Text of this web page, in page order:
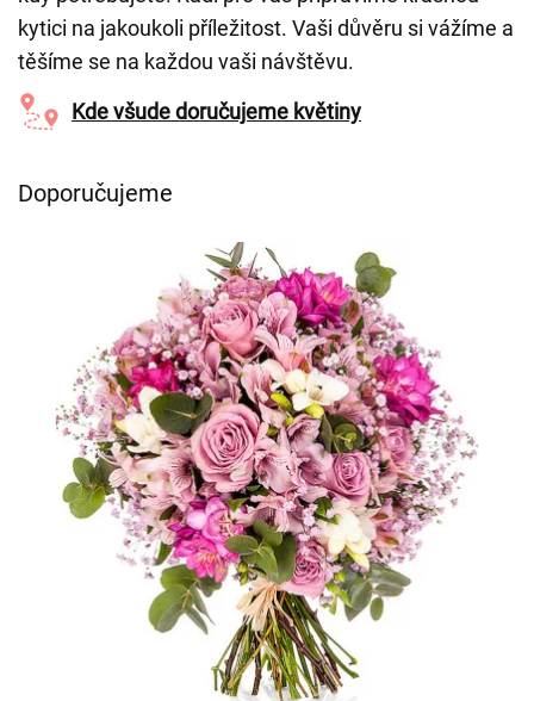
kytici na jakoukoli příležitost. Vaši důvěru si vážíme a
těšíme se na každou vaši návštěvu.
Kde všude doručujeme květiny
Doporučujeme